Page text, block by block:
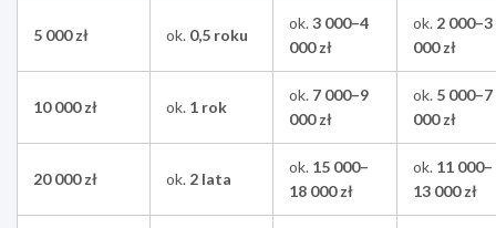
5 000 zł ok. 0,5 roku
ok.3 000–4
000 zł
ok. 2 000–3
000 zł
10 000 zł ok. 1 rok
ok. 7 000–9
000 zł
ok. 5 000–7
000 zł
20 000 zł ok. 2 lata
ok. 15 000–
18 000 zł
ok. 11 000–
13 000 zł